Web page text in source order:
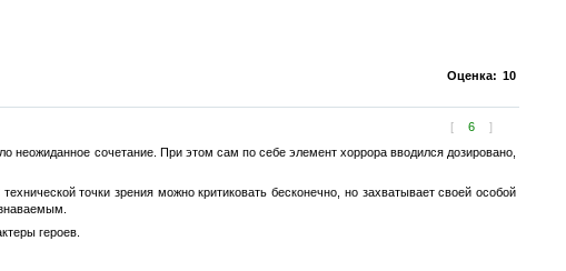
Оценка: 10
[ 6 ]
сочетание. При этом сам по себе элемент хоррора вводился дозировано,
точки зрения можно критиковать бесконечно, но захватывает своей особой
героев.